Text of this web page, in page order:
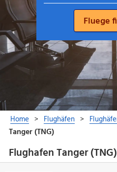
Flughafen Tanger (TNG)